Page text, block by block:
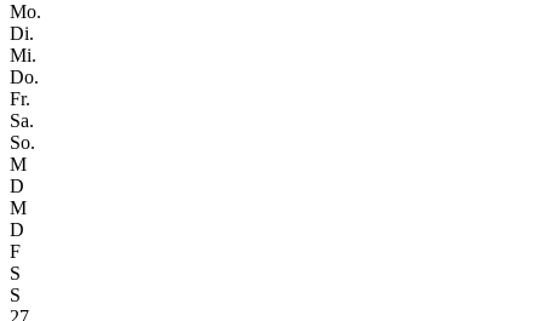
Mo.
Di.
Mi.
Do.
Fr.
Sa.
So.
M
D
M
D
F
S
S